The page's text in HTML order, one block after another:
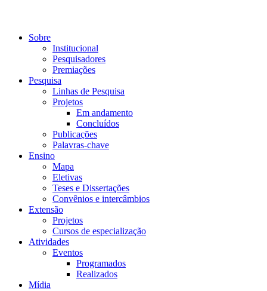
Sobre
Institucional
Pesquisadores
Premiações
Pesquisa
Linhas de Pesquisa
Projetos
Em andamento
Concluídos
Publicações
Palavras-chave
Ensino
Mapa
Eletivas
Teses e Dissertações
Convênios e intercâmbios
Extensão
Projetos
Cursos de especialização
Atividades
Eventos
Programados
Realizados
Mídia